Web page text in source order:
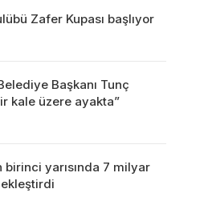
Zafer Kupası başlıyor
Başkanı Tunç
kale üzere ayakta”
birinci yarısında 7 milyar